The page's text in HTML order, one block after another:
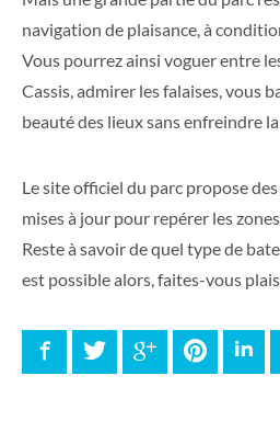
navigation de plaisance, à
Vous pourrez ainsi voguer entre
Cassis, admirer les falaises, vous
beauté des lieux sans enfreindre
Le site officiel du parc propose
mises à jour pour repérer les
Reste à savoir de quel type de
est possible alors, faites-vous
FacebookTwitter Google+ Pinterest